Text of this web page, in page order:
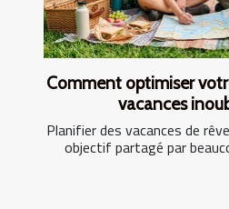
Comment optimiser
vacances
Planifier des vacances de
objectif partagé par